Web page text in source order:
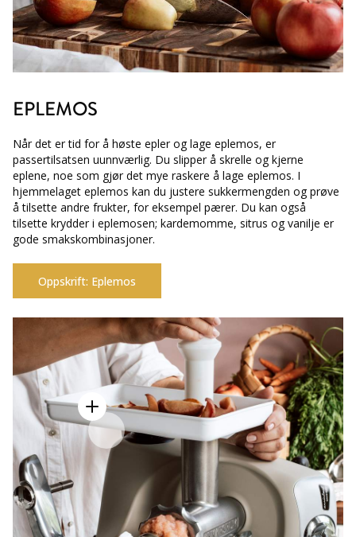
EPLEMOS
Når det er tid for å høste epler og lage eplemos, er
passertilsatsen uunnværlig. Du slipper å skrelle og kjerne
eplene, noe som gjør det mye raskere å lage eplemos. I
hjemmelaget eplemos kan du justere sukkermengden og prøve
å tilsette andre frukter, for eksempel pærer. Du kan også
tilsette krydder i eplemosen; kardemomme, sitrus og vanilje er
gode smakskombinasjoner.
Oppskrift: Eplemos